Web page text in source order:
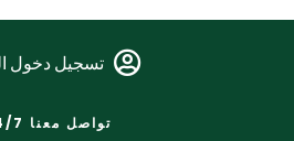
تسجيل دخول
تواصل معنا 24/7